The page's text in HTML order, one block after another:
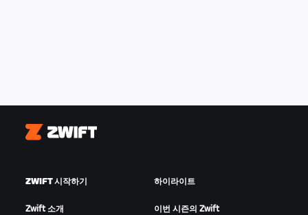
Zwift
ZWIFT 시작하기
Zwift 소개
하이라이트
이번 시즌의 Zwift